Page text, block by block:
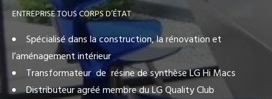
ENTREPRISE TOUS CORPS D’ÉTAT
Spécialisé dans la construction, la rénovation et
l’aménagement intérieur
Transformateur de résine de synthèse LG Hi Macs
Distributeur agréé membre du LG Quality Club